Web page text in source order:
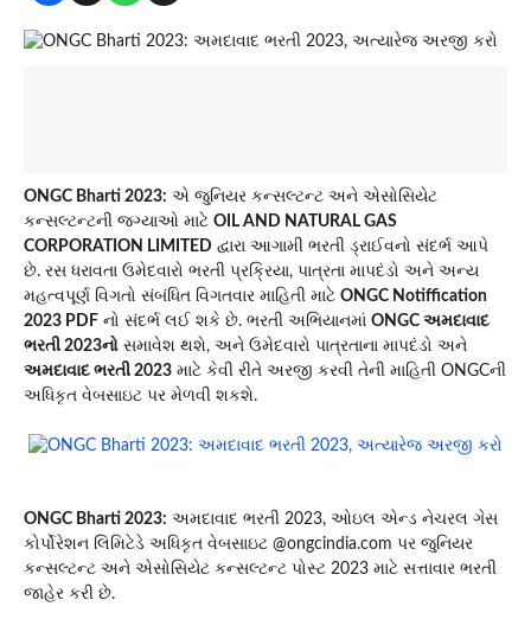
ONGC Bharti 2023: એ જુનિયર કન્સલ્ટન્ટ અને એસોસિયેટ
કન્સલ્ટન્ટની જગ્યાઓ માટે OIL AND NATURAL GAS
CORPORATION LIMITED દ્વારા આગામી ભરતી ડ્રાઈવનો સંદર્ભ આપે
છે. રસ ધરાવતા ઉમેદવારો ભરતી પ્રક્રિયા, પાત્રતા માપદંડો અને અન્ય
મહત્વપૂર્ણ વિગતો સંબંધિત વિગતવાર માહિતી માટે ONGC Notiffication
2023 PDF નો સંદર્ભ લઈ શકે છે. ભરતી અભિયાનમાં ONGC અમદાવાદ
ભરતી 2023નો સમાવેશ થશે, અને ઉમેદવારો પાત્રતાના માપદંડો અને
અમદાવાદ ભરતી 2023 માટે કેવી રીતે અરજી કરવી તેની માહિતી ONGCની
અધિકૃત વેબસાઇટ પર મેળવી શકશે.
ONGC Bharti 2023: અમદાવાદ ભરતી 2023, ઓઇલ એન્ડ નેચરલ ગેસ
કોર્પોરેશન લિમિટેડે અધિકૃત વેબસાઇટ @ongcindia.com પર જુનિયર
કન્સલ્ટન્ટ અને એસોસિયેટ કન્સલ્ટન્ટ પોસ્ટ 2023 માટે સત્તાવાર ભરતી
જાહેર કરી છે.